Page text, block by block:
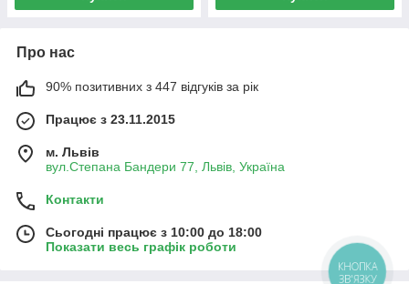
Про нас
90% позитивних з 447 відгуків за рік
Працює з 23.11.2015
м. Львів
вул.Степана Бандери 77, Львів, Україна
Контакти
Сьогодні працює з 10:00 до 18:00
Показати весь графік роботи
КНОПКА
ЗВ'ЯЗКУ